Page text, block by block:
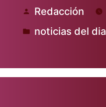
Publicado
por
Redacción
Publicado
noticias del dia